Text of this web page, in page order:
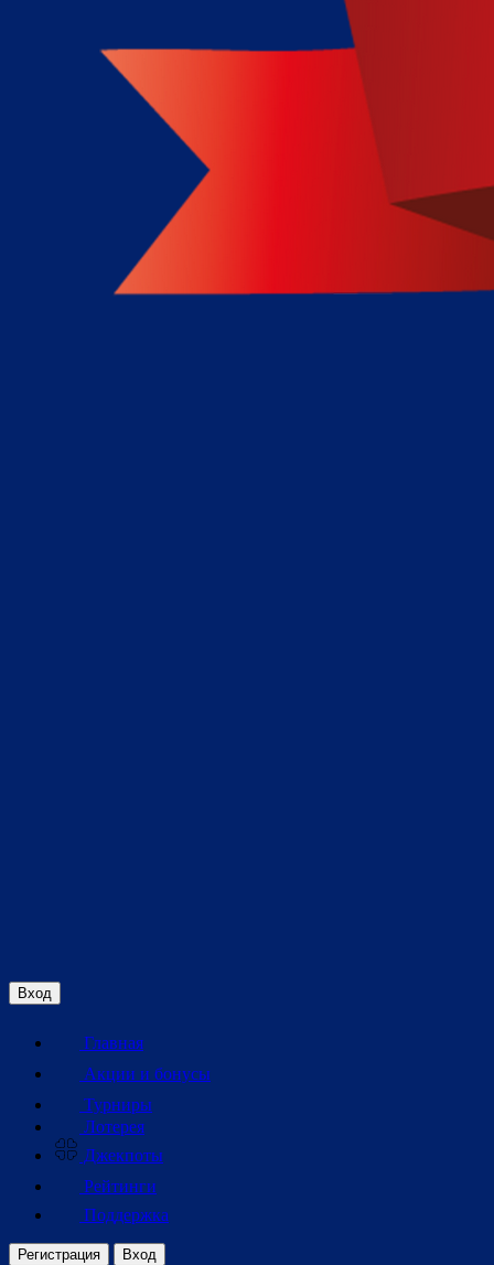
Вход
Главная
Акции и бонусы
Турниры
Лотерея
Джекпоты
Рейтинги
Поддержка
Регистрация
Вход